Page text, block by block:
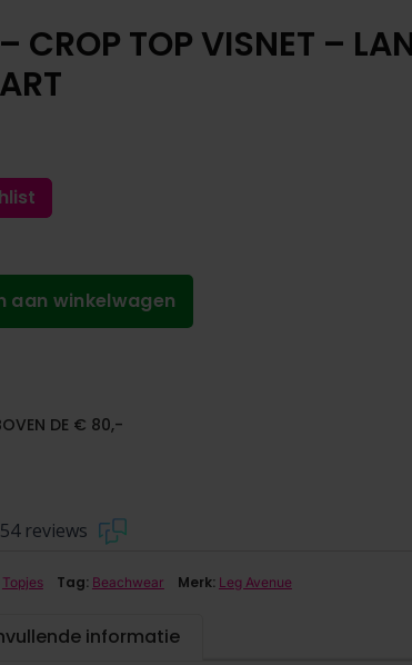
CROP TOP VISNET –
aan winkelwagen
DE € 80,-
reviews
Topjes Tag: Beachwear Merk: Leg Avenue
informatie